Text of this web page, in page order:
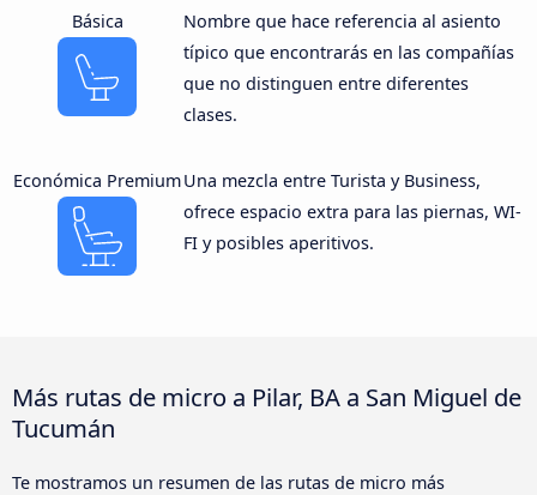
Básica
Nombre que hace referencia al asiento
típico que encontrarás en las compañías
que no distinguen entre diferentes
clases.
Económica PremiumUna mezcla entre Turista y Business,
ofrece espacio extra para las piernas, WI-
FI y posibles aperitivos.
Más rutas de micro a Pilar, BA a San Miguel de
Tucumán
Te mostramos un resumen de las rutas de micro más